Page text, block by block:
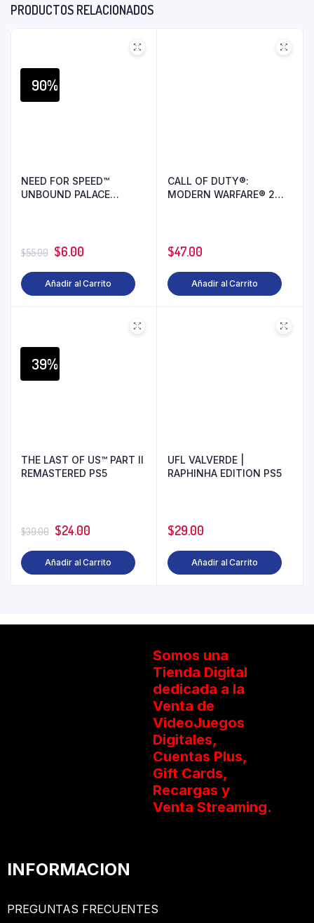
PRODUCTOS RELACIONADOS
90%
NEED FOR SPEED™
UNBOUND PALACE
$55.00 $6.00
Añadir al Carrito
CALL OF DUTY®:
MODERN WARFARE® 2
$47.00
Añadir al Carrito
39%
THE LAST OF US™ PART II
REMASTERED PS5
$39.00 $24.00
Añadir al Carrito
UFL VALVERDE |
RAPHINHA EDITION PS5
$29.00
Añadir al Carrito
Somos una
Tienda Digital
dedicada a la
Venta de
VideoJuegos
Digitales,
Cuentas Plus,
Gift Cards,
Recargas y
Venta Streaming.
INFORMACION
PREGUNTAS FRECUENTES